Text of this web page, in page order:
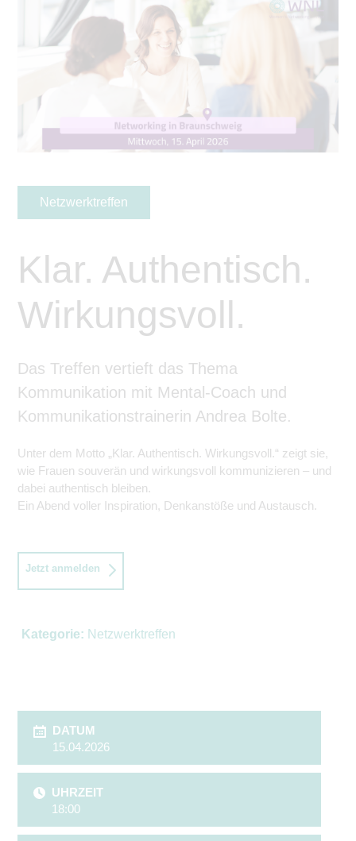
Netzwerktreffen
Klar. Authentisch.
Wirkungsvoll.
Das Treffen vertieft das Thema
Kommunikation mit Mental-Coach und
Kommunikationstrainerin Andrea Bolte.
Unter dem Motto „Klar. Authentisch. Wirkungsvoll.“ zeigt sie,
wie Frauen souverän und wirkungsvoll kommunizieren – und
dabei authentisch bleiben.
Ein Abend voller Inspiration, Denkanstöße und Austausch.
Jetzt anmelden
Kategorie: Netzwerktreffen
DATUM
15.04.2026
UHRZEIT
18:00